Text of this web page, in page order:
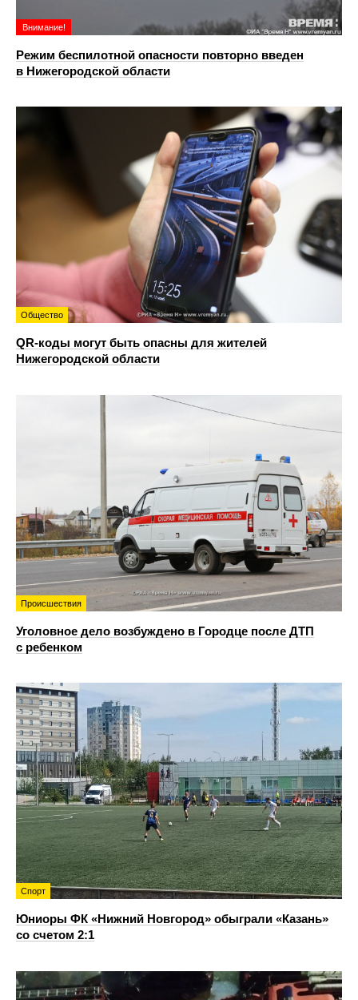
Внимание!
Режим беспилотной опасности повторно введен
в Нижегородской области
Общество
QR-коды могут быть опасны для жителей
Нижегородской области
Происшествия
Уголовное дело возбуждено в Городце после ДТП
с ребенком
Спорт
Юниоры ФК «Нижний Новгород» обыграли «Казань»
со счетом 2:1